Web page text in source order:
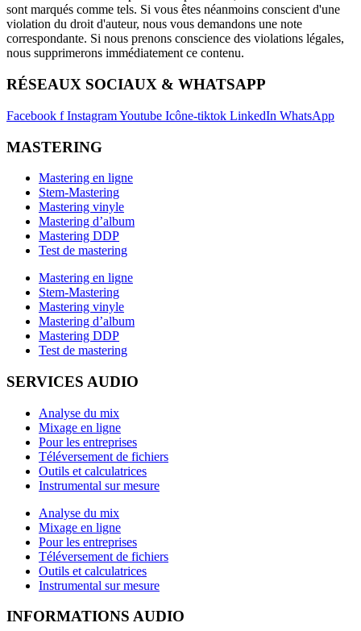
sont marqués comme tels. Si vous êtes néanmoins conscient d'une
violation du droit d'auteur, nous vous demandons une note
correspondante. Si nous prenons conscience des violations légales,
nous supprimerons immédiatement ce contenu.
RÉSEAUX SOCIAUX & WHATSAPP
Facebook f InstagramYoutube Icône-tiktok LinkedIn WhatsApp
MASTERING
Mastering en ligne
Stem-Mastering
Mastering vinyle
Mastering d’album
Mastering DDP
Test de mastering
Mastering en ligne
Stem-Mastering
Mastering vinyle
Mastering d’album
Mastering DDP
Test de mastering
SERVICES AUDIO
Analyse du mix
Mixage en ligne
Pour les entreprises
Téléversement de fichiers
Outils et calculatrices
Instrumental sur mesure
Analyse du mix
Mixage en ligne
Pour les entreprises
Téléversement de fichiers
Outils et calculatrices
Instrumental sur mesure
INFORMATIONS AUDIO